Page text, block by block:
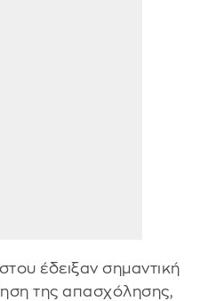
έδειξαν σημαντική
της απασχόλησης,